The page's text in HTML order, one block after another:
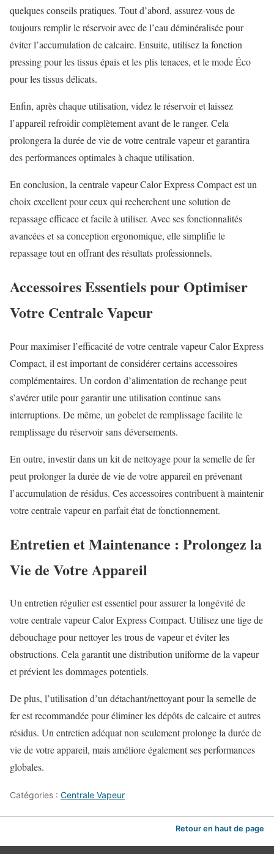
quelques conseils pratiques. Tout d’abord, assurez-vous de
toujours remplir le réservoir avec de l’eau déminéralisée pour
éviter l’accumulation de calcaire. Ensuite, utilisez la fonction
pressing pour les tissus épais et les plis tenaces, et le mode Éco
pour les tissus délicats.
Enfin, après chaque utilisation, videz le réservoir et laissez
l’appareil refroidir complètement avant de le ranger. Cela
prolongera la durée de vie de votre centrale vapeur et garantira
des performances optimales à chaque utilisation.
En conclusion, la centrale vapeur Calor Express Compact est un
choix excellent pour ceux qui recherchent une solution de
repassage efficace et facile à utiliser. Avec ses fonctionnalités
avancées et sa conception ergonomique, elle simplifie le
repassage tout en offrant des résultats professionnels.
Accessoires Essentiels pour Optimiser
Votre Centrale Vapeur
Pour maximiser l’efficacité de votre centrale vapeur Calor Express
Compact, il est important de considérer certains accessoires
complémentaires. Un cordon d’alimentation de rechange peut
s’avérer utile pour garantir une utilisation continue sans
interruptions. De même, un gobelet de remplissage facilite le
remplissage du réservoir sans déversements.
En outre, investir dans un kit de nettoyage pour la semelle de fer
peut prolonger la durée de vie de votre appareil en prévenant
l’accumulation de résidus. Ces accessoires contribuent à maintenir
votre centrale vapeur en parfait état de fonctionnement.
Entretien et Maintenance : Prolongez la
Vie de Votre Appareil
Un entretien régulier est essentiel pour assurer la longévité de
votre centrale vapeur Calor Express Compact. Utilisez une tige de
débouchage pour nettoyer les trous de vapeur et éviter les
obstructions. Cela garantit une distribution uniforme de la vapeur
et prévient les dommages potentiels.
De plus, l’utilisation d’un détachant/nettoyant pour la semelle de
fer est recommandée pour éliminer les dépôts de calcaire et autres
résidus. Un entretien adéquat non seulement prolonge la durée de
vie de votre appareil, mais améliore également ses performances
globales.
Catégories : Centrale Vapeur
Retour en haut de page